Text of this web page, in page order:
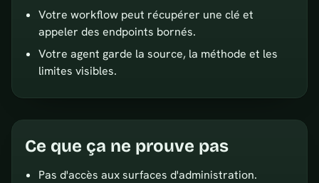
Votre workflow peut récupérer une clé et
appeler des endpoints bornés.
Votre agent garde la source, la méthode et les
limites visibles.
Ce que ça ne prouve pas
Pas d'accès aux surfaces d'administration.